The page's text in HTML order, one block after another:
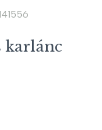
karlánc